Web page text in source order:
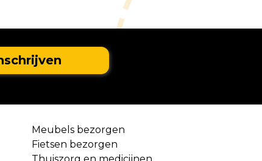
Meubels bezorgen
Fietsen bezorgen